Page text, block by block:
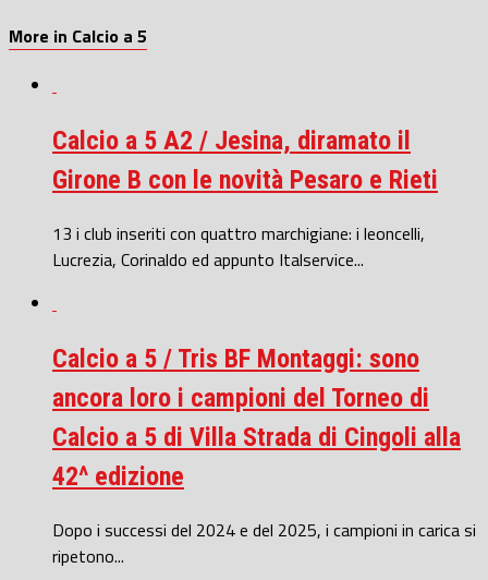
More in Calcio a 5
Calcio a 5 A2 / Jesina, diramato il
Girone B con le novità Pesaro e Rieti
13 i club inseriti con quattro marchigiane: i leoncelli,
Lucrezia, Corinaldo ed appunto Italservice...
Calcio a 5 / Tris BF Montaggi: sono
ancora loro i campioni del Torneo di
Calcio a 5 di Villa Strada di Cingoli alla
42^ edizione
Dopo i successi del 2024 e del 2025, i campioni in carica si
ripetono...